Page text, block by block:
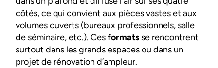
côtés, ce qui convient aux pièces vastes et aux
volumes ouverts (bureaux professionnels, salle
de séminaire, etc.). Cesformats se rencontrent
surtout dans les grands espaces ou dans un
projet de rénovation d’ampleur.